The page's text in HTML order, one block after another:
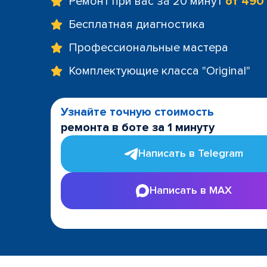
Бесплатная диагностика
Профессиональные мастера
Комплектующие класса "Original"
Узнайте точную стоимость
ремонта в боте за 1 минуту
Написать в Telegram
Написать в MAX